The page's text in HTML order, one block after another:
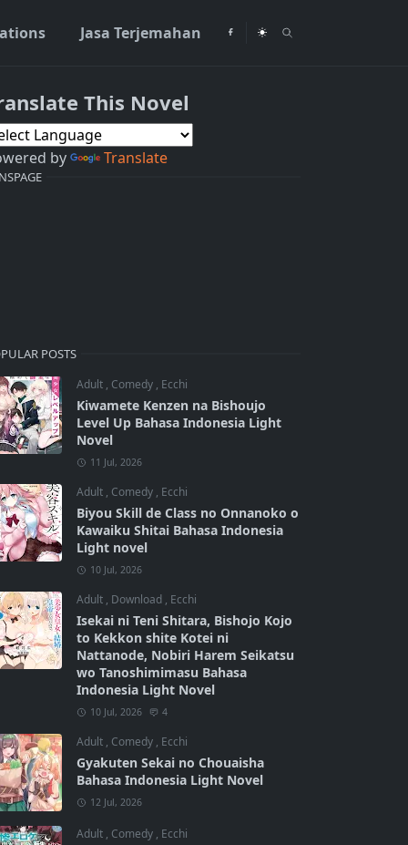
Jasa Terjemahan
This Novel
by Translate
POSTS
Adult , Comedy , Ecchi
Kiwamete Kenzen na Bishoujo
Level Up Bahasa Indonesia Light
Novel
11 Jul, 2026
Adult , Comedy , Ecchi
Biyou Skill de Class no Onnanoko o
Kawaiku Shitai Bahasa Indonesia
Light novel
10 Jul, 2026
Adult , Download , Ecchi
Isekai ni Teni Shitara, Bishojo Kojo
to Kekkon shite Kotei ni
Nattanode, Nobiri Harem Seikatsu
wo Tanoshimimasu Bahasa
Indonesia Light Novel
10 Jul, 2026 4
Adult , Comedy , Ecchi
Gyakuten Sekai no Chouaisha
Bahasa Indonesia Light Novel
12 Jul, 2026
Adult , Comedy , Ecchi